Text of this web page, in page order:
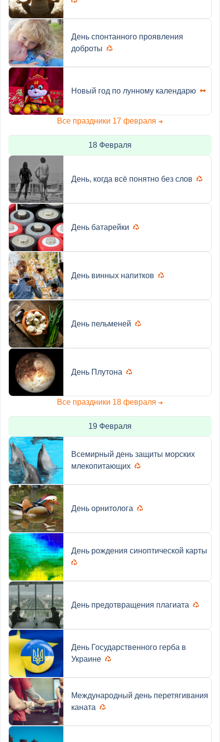
День спонтанного проявления
доброты
Новый год по лунному календарю
Все праздники 17 февраля ➜
18 Февраля
День, когда всё понятно без слов
День батарейки
День винных напитков
День пельменей
День Плутона
Все праздники 18 февраля ➜
19 Февраля
Всемирный день защиты морских
млекопитающих
День орнитолога
День рождения синоптической карты
День предотвращения плагиата
День Государственного герба в
Украине
Международный день перетягивания
каната